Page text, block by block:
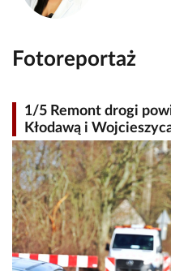
Fotoreportaż
1/5 Remont drogi
Kłodawą i